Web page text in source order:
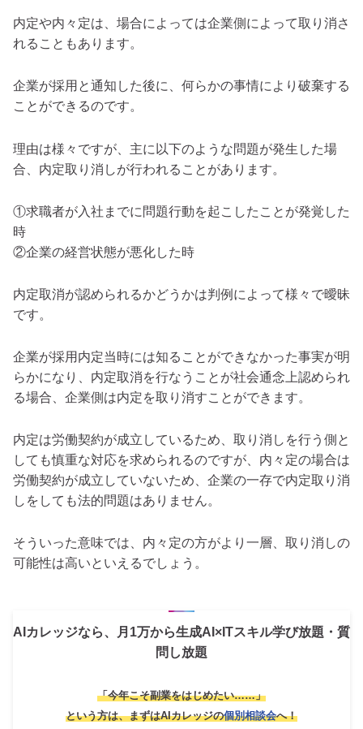
内定や内々定は、場合によっては企業側によって取り消さ
れることもあります。
企業が採用と通知した後に、何らかの事情により破棄する
ことができるのです。
理由は様々ですが、主に以下のような問題が発生した場
合、内定取り消しが行われることがあります。
①求職者が入社までに問題行動を起こしたことが発覚した
時
②企業の経営状態が悪化した時
内定取消が認められるかどうかは判例によって様々で曖昧
です。
企業が採用内定当時には知ることができなかった事実が明
らかになり、内定取消を行なうことが社会通念上認められ
る場合、企業側は内定を取り消すことができます。
内定は労働契約が成立しているため、取り消しを行う側と
しても慎重な対応を求められるのですが、内々定の場合は
労働契約が成立していないため、企業の一存で内定取り消
しをしても法的問題はありません。
そういった意味では、内々定の方がより一層、取り消しの
可能性は高いといえるでしょう。
AIカレッジなら、月1万から生成AI×ITスキル学び放題・質
問し放題
「今年こそ副業をはじめたい……」
という方は、まずはAIカレッジの個別相談会へ！